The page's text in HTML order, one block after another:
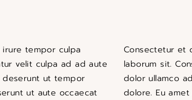
tempor culpa
velit culpa ad ad aute
deserunt ut tempor
ut aute occaecat
Consectetur et
laborum sit.
dolor ullamco
dolore. Eu